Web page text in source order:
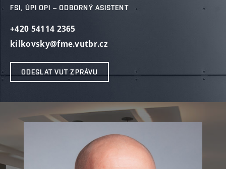
FSI, ÚPI OPI – ODBORNÝ ASISTENT
+420 54114 2365
kilkovsky@fme.vutbr.cz
ODESLAT VUT ZPRÁVU